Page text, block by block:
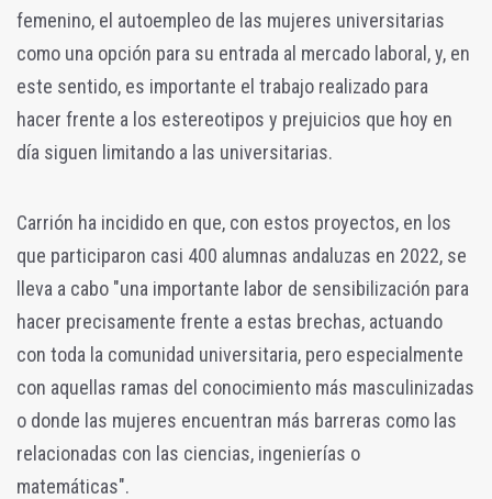
femenino, el autoempleo de las mujeres universitarias
como una opción para su entrada al mercado laboral, y, en
este sentido, es importante el trabajo realizado para
hacer frente a los estereotipos y prejuicios que hoy en
día siguen limitando a las universitarias.
Carrión ha incidido en que, con estos proyectos, en los
que participaron casi 400 alumnas andaluzas en 2022, se
lleva a cabo "una importante labor de sensibilización para
hacer precisamente frente a estas brechas, actuando
con toda la comunidad universitaria, pero especialmente
con aquellas ramas del conocimiento más masculinizadas
o donde las mujeres encuentran más barreras como las
relacionadas con las ciencias, ingenierías o
matemáticas".